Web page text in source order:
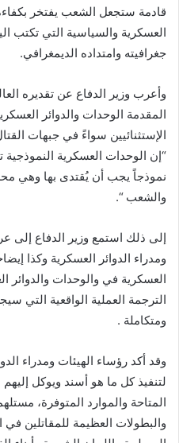
قادمة ستجعل الشعب يفتخر
العسكرية والسياسية التي تكتب
جغرافيته وامتداده الديمغرافي.
وأعرب وزير الدفاع عن تقديره
المقدمة الوحدات والدوائر
الإستثنائيين سواءً في جبهات
“إن الوحدات العسكرية النموذجية
نموذجاً يجب أن يُقتدى بها وهي
والشعب “.
إلى ذلك استمع وزير الدفاع إلى
ومدراء الدوائر العسكرية وكذا
العسكرية في والوحدات والدوائر
الترجمة العملية الواقعية التي
ومتكاملة .
وقد أكد رؤساء الهيئات ومدراء
لتنفيذ كل ما هو أسند ويوكل
المتاحة والموارد المتوفرة،
والبطولات العظيمة للمقاتلين